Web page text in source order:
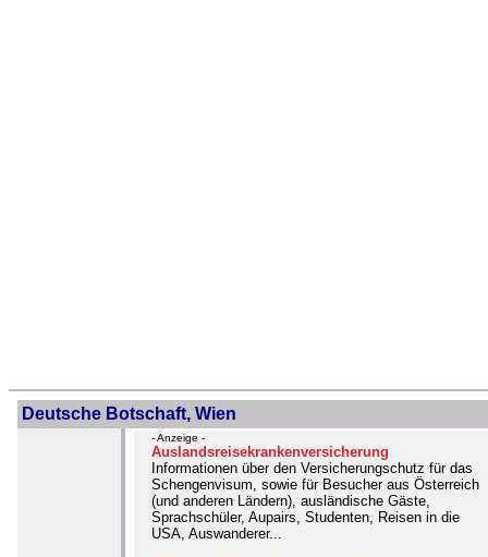
Deutsche Botschaft, Wien
- Anzeige -
Auslandsreisekrankenversicherung
Informationen über den Versicherungschutz für das
Schengenvisum, sowie für Besucher aus Österreich
(und anderen Ländern), ausländische Gäste,
Sprachschüler, Aupairs, Studenten, Reisen in die
USA, Auswanderer...